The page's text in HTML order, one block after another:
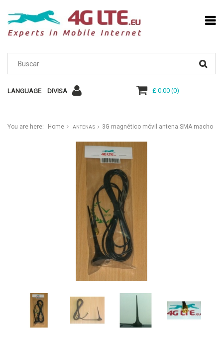
LANGUAGE DIVISA £ 0.00(0)
You are here: Home ANTENAS 3G magnético móvil antena SMA macho